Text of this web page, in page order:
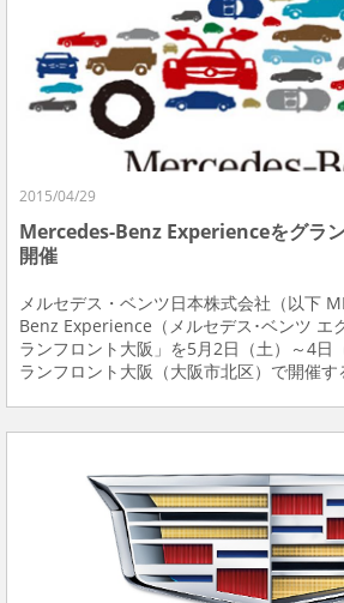
2015/04/29
Mercedes-Benz Experienceをグラ
開催
メルセデス・ベンツ日本株式会社（以下
Benz Experience（メルセデス･ベンツ エ
ランフロント大阪」を5月2日（土）～4日
ランフロント大阪（大阪市北区）で開催す